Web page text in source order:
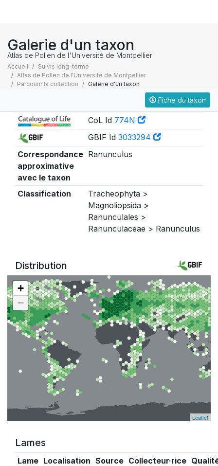
Galerie d'un taxon
Atlas de Pollen de l'Université de Montpellier
Accueil
Suivis long-terme
Atlas de Pollen de l'Université de Montpellier
Parcourir la collection
Galerie d'un taxon
Fiche du taxon
CoL Id 774N
GBIF Id 3033294
Correspondance
approximative
avec le taxon
Ranunculus
Classification
Tracheophyta >
Magnoliopsida >
Ranunculales >
Ranunculaceae > Ranunculus
Distribution
+
−
Leaflet
Lames
Lame Localisation Source Collecteur·rice